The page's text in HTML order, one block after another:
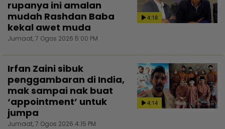
4:18
rupanya ini amalan
mudah Rashdan Baba
kekal awet muda
Jumaat, 7 Ogos 2026 5:00 PM
4:14
Irfan Zaini sibuk
penggambaran di India,
mak sampai nak buat
‘appointment’ untuk
jumpa
Jumaat, 7 Ogos 2026 4:15 PM